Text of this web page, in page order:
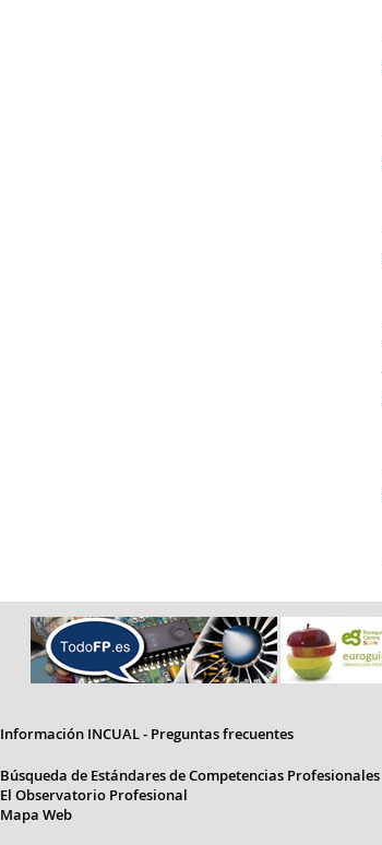
Información INCUAL - Preguntas frecuentes
Búsqueda de Estándares de Competencias Profesionales
El Observatorio Profesional
Mapa Web